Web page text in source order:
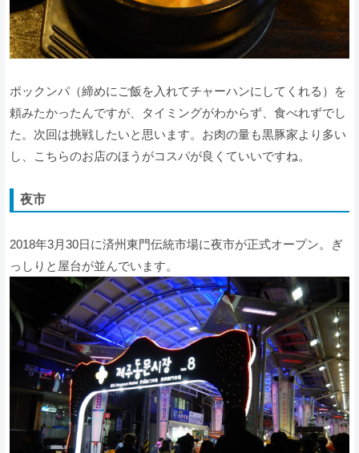
ポックンパ（締めにご飯を入れてチャーハンにしてくれる）を
頼みたかったんですが、タイミングがわからず、食べれずでし
た。次回は挑戦したいと思います。お肉の量も黒豚家より多い
し、こちらのお店のほうがコスパが良くていいですね。
夜市
2018年3月30日に済州東門伝統市場に夜市が正式オープン。ぎ
っしりと屋台が並んでいます。